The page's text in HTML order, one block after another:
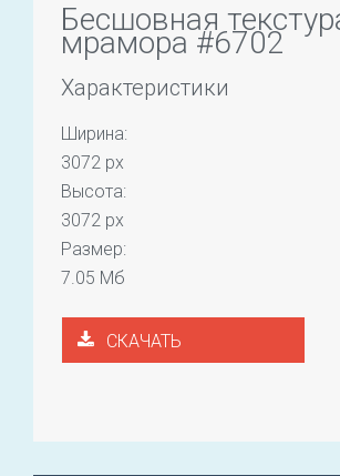
Бесшовная
мрамора #6702
Характеристики
Ширина:
3072 px
Высота:
3072 px
Размер:
7.05 Мб
СКАЧАТЬ